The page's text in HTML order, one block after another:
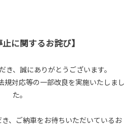
止に関するお詫び】
き、誠にありがとうございます。
規対応等の一部改良を実施いたしまし
た。
、ご納車をお待ちいただいているお